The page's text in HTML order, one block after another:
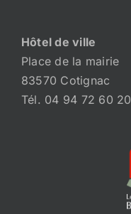
Hôtel de ville
Place de la mairie
83570 Cotignac
Tél. 04 94 72 60 20